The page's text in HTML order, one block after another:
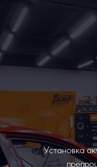
Установка